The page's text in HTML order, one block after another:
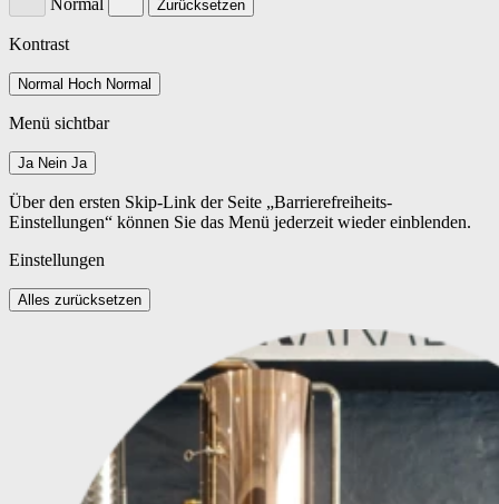
Zurücksetzen
Kontrast
Normal Hoch Normal
Menü sichtbar
Ja Nein Ja
Über den ersten Skip-Link der Seite „Barrierefreiheits-
Einstellungen“ können Sie das Menü jederzeit wieder einblenden.
Einstellungen
Alles zurücksetzen